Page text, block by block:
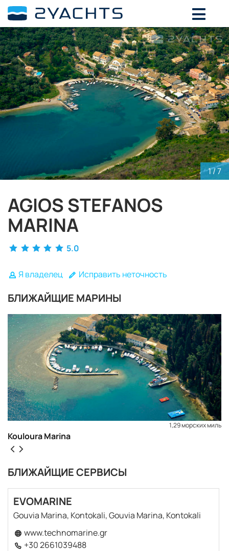
1/ 7
AGIOS STEFANOS
MARINA
5.0
Я владелец Исправить неточность
БЛИЖАЙЩИЕ МАРИНЫ
1,29 морских миль
Kouloura Marina
БЛИЖАЙЩИЕ СЕРВИСЫ
EVOMARINE
Gouvia Marina, Kontokali, Gouvia Marina, Kontokali
www.technomarine.gr
+30 2661039488
ВЫБЕРИТЕ ДАТЫ ДЛЯ ОПРЕДЕЛЕНИЯ
СТОИМОСТИ
Август, 2026
ПН ВТ СР ЧТ ПТ СБ ВС
27 28 29 30 31 1
2
3
4 6 7 8
9
15
16
21 22
23
27 28 29
30
31
1 2 3 4 5 6